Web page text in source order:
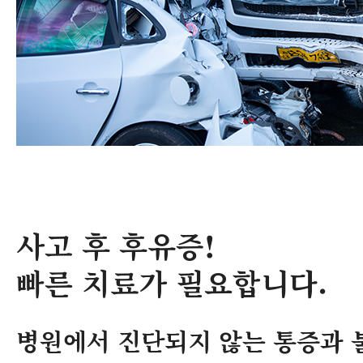
사고 후 후유증!
빠른 치료가 필요합니다.
병원에서 진단되지 않는 통증과